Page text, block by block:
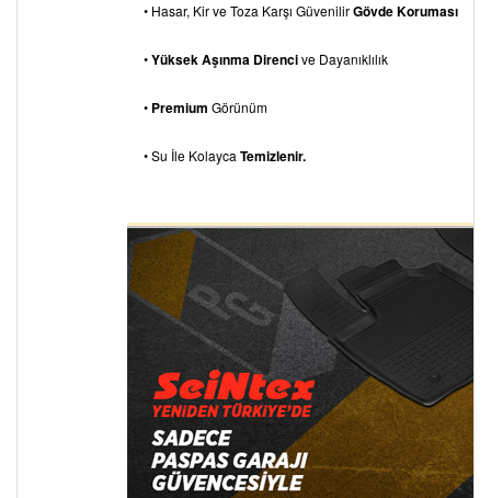
• Hasar, Kir ve Toza Karşı GüvenilirGövde Koruması
•Yüksek Aşınma Direncive Dayanıklılık
• Premium Görünüm
• Su İle Kolayca Temizlenir.